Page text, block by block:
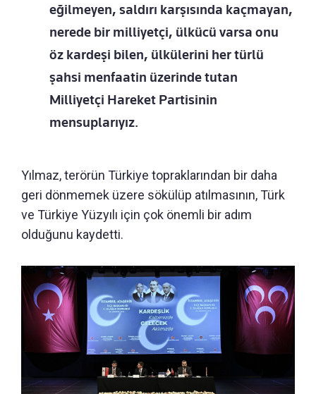
eğilmeyen, saldırı karşısında kaçmayan,
nerede bir milliyetçi, ülkücü varsa onu
öz kardeşi bilen, ülkülerini her türlü
şahsi menfaatin üzerinde tutan
Milliyetçi Hareket Partisinin
mensuplarıyız.
Yılmaz, terörün Türkiye topraklarından bir daha
geri dönmemek üzere sökülüp atılmasının, Türk
ve Türkiye Yüzyılı için çok önemli bir adım
olduğunu kaydetti.